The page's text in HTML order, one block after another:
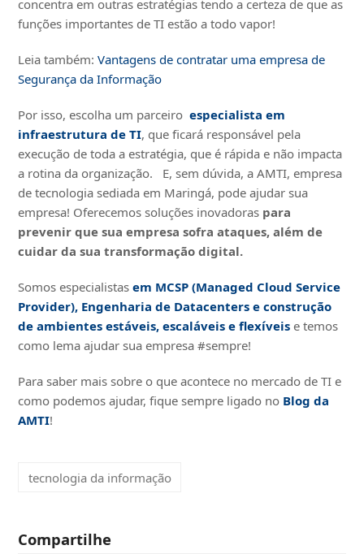
concentra em outras estratégias tendo a certeza de que as
funções importantes de TI estão a todo vapor!
Leia também:Vantagens de contratar uma empresa de
Segurança da Informação
Por isso, escolha um parceiroespecialista em
infraestrutura de TI, que ficará responsável pela
execução de toda a estratégia, que é rápida e não impacta
a rotina da organização. E, sem dúvida, a AMTI, empresa
de tecnologia sediada em Maringá, pode ajudar sua
empresa! Oferecemos soluções inovadoras para
prevenir que sua empresa sofra ataques, além de
cuidar da sua transformação digital.
Somos especialistasem MCSP (Managed Cloud Service
Provider), Engenharia de Datacenters e construção
de ambientes estáveis, escaláveis e flexíveis e temos
como lema ajudar sua empresa #sempre!
Para saber mais sobre o que acontece no mercado de TI e
como podemos ajudar, fique sempre ligado no Blog da
AMTI!
tecnologia da informação
Compartilhe